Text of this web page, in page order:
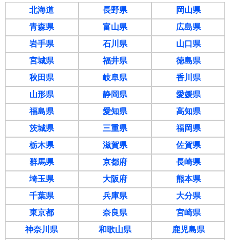
北海道
青森県
岩手県
宮城県
秋田県
山形県
福島県
茨城県
栃木県
群馬県
埼玉県
千葉県
東京都
神奈川県
長野県
富山県
石川県
福井県
岐阜県
静岡県
愛知県
三重県
滋賀県
京都府
大阪府
兵庫県
奈良県
和歌山県
岡山県
広島県
山口県
徳島県
香川県
愛媛県
高知県
福岡県
佐賀県
長崎県
熊本県
大分県
宮崎県
鹿児島県